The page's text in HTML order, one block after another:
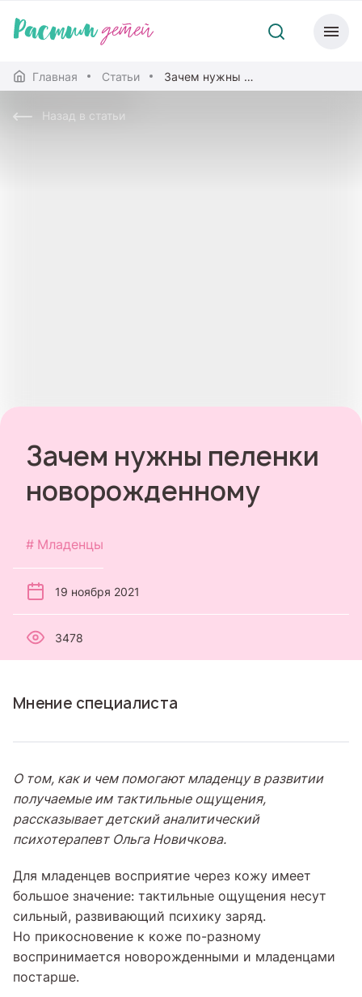
Главная Статьи Зачем нужны пеленки новорожденному
Назад в статьи
Зачем нужны пеленки
новорожденному
Младенцы
19 ноября 2021
3478
Мнение специалиста
О том, как и чем помогают младенцу в развитии
получаемые им тактильные ощущения,
рассказывает детский аналитический
психотерапевт Ольга Новичкова.
Для младенцев восприятие через кожу имеет
большое значение: тактильные ощущения несут
сильный, развивающий психику заряд.
Но прикосновение к коже по-разному
воспринимается новорожденными и младенцами
постарше.